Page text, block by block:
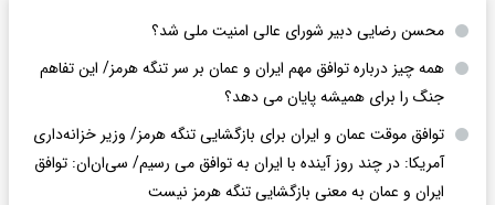
محسن رضایی دبیر شورای عالی امنیت ملی شد؟
همه چیز درباره توافق مهم ایران و عمان بر سر تنگه هرمز/ این تفاهم
جنگ را برای همیشه پایان می دهد؟
توافق موقت عمان و ایران برای بازگشایی تنگه هرمز/ وزیر خزانه‌داری
آمریکا: در چند روز آینده با ایران به توافق می رسیم/ سی‌ان‌ان: توافق
ایران و عمان به معنی بازگشایی تنگه هرمز نیست